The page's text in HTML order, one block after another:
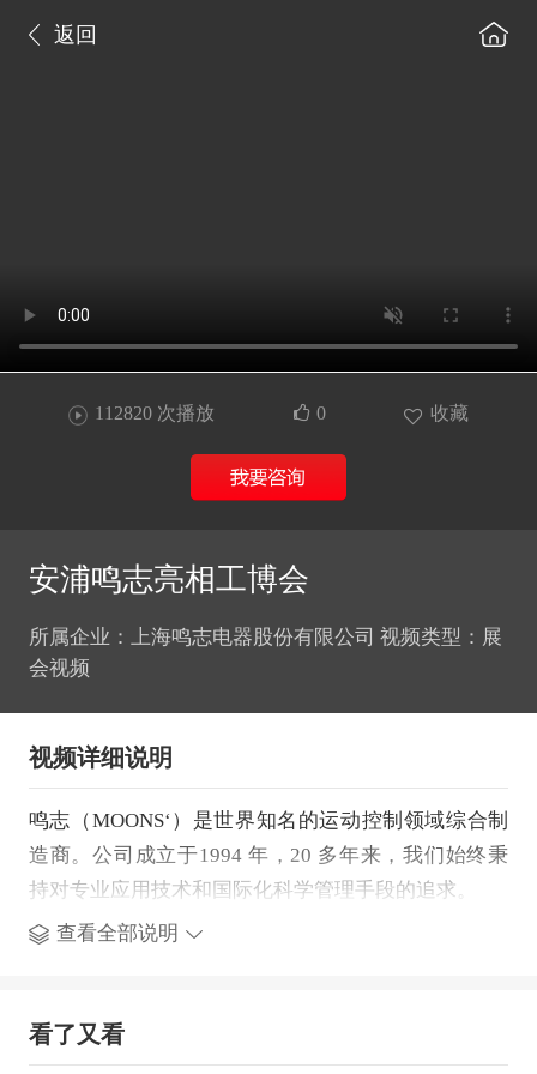
返回
112820 次播放 0 收藏
安浦鸣志亮相工博会
所属企业：上海鸣志电器股份有限公司 视频类型：展
会视频
视频详细说明
鸣志（MOONS‘）是世界知名的运动控制领域综合制
造商。公司成立于1994 年，20 多年来，我们始终秉
持对专业应用技术和国际化科学管理手段的追求。
查看全部说明
看了又看